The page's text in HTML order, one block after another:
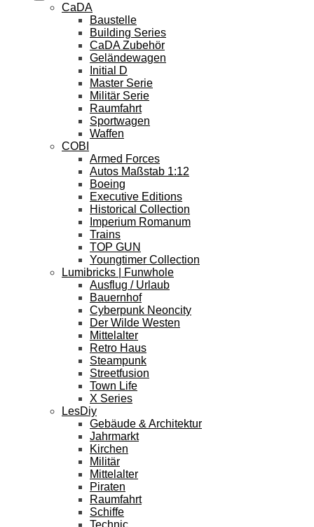
CaDA
Baustelle
Building Series
CaDA Zubehör
Geländewagen
Initial D
Master Serie
Militär Serie
Raumfahrt
Sportwagen
Waffen
COBI
Armed Forces
Autos Maßstab 1:12
Boeing
Executive Editions
Historical Collection
Imperium Romanum
Trains
TOP GUN
Youngtimer Collection
Lumibricks | Funwhole
Ausflug / Urlaub
Bauernhof
Cyberpunk Neoncity
Der Wilde Westen
Mittelalter
Retro Haus
Steampunk
Streetfusion
Town Life
X Series
LesDiy
Gebäude & Architektur
Jahrmarkt
Kirchen
Militär
Mittelalter
Piraten
Raumfahrt
Schiffe
Technic